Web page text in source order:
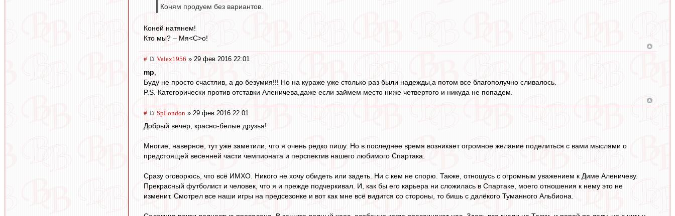
Коням продуем без вариантов.
Коней натянем!
Кто мы? – Мя<С>о!
# Valex1956 » 29 фев 2016 22:01
mp
Буду не просто счастлив, а до безумия!!! Но на кураже уже столько раз были надежды,а потом все благополучно сливалось.
P.S. Категорически против отставки Аленичева,даже если займем место ниже четвертого и никуда не попадем.
# SpLondon » 29 фев 2016 22:01
Добрый вечер, красно-белые друзья!
Многие, наверное, тут уже заметили, что я очень редко пишу. Но в последнее время возникает огромное желание поделиться с вами мыслями о
предстоящей весенней части чемпионата и перспектив нашего любимого Спартака.
Сразу оговорюсь, что всё ИМХО. Никого не хочу обидеть или задеть. Ни с кем не спорю. Также, отношусь с огромным уважением к Диме Аленичеву.
Прекрасный футболист и человек, что я и прежде подчеркивал. И, как бы его карьера ни сложилась в Спартаке, моего отношения к нему это не
изменит. Смотрел все наши игры на предсезонке и вот как мне всё видится со стороны, то бишь с далёкого Туманного Альбиона.